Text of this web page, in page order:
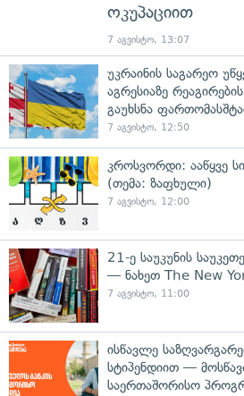
ოკუპაციით
7 აგვისტო, 13:07
უკრაინის საგარეო
აგრესიაზე
გაუხსნა
7 აგვისტო, 12:50
კროსვორდი: ააწყვე
(თემა: ზაფხული)
7 აგვისტო, 12:00
21-ე საუკუნის
— ნახეთ The New
7 აგვისტო, 11:00
ისწავლე
სტიპენდიით —
საერთაშორისო